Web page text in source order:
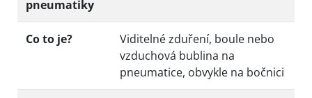
pneumatiky
Co to je?
Viditelné zduření, boule nebo
vzduchová bublina na
pneumatice, obvykle na bočnici